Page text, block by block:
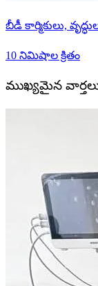
బీడీ కార్మికులు,
10 నిమిషాల క్రితం
ముఖ్యమైన